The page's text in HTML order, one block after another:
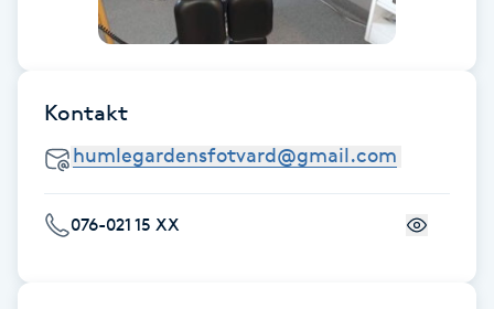
Fransförlängning
Fransförlängning Megavolym
Fransk manikyr
Kontakt
076-021 15 XX